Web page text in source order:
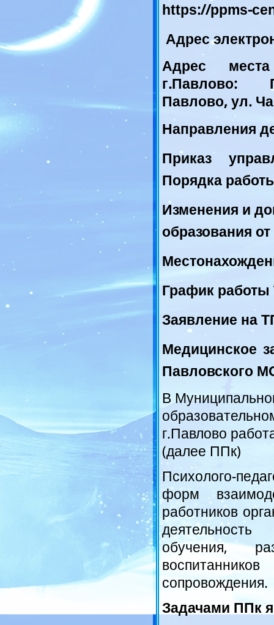
https://ppms-
Адрес
Адрес
г.Павлово:
Павлово, ул.
Направления
Приказ
Порядка
Изменения и
образования
График работы
Заявление на
Медицинское
Павловского
В
г.Павлово
(далее ППк)
Психолого-
форм
работников
обучения,
сопровождения.
Задачами ППк